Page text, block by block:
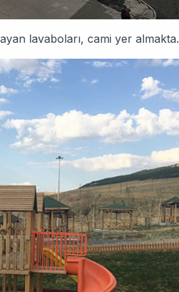
lavaboları, cami yer almakta.